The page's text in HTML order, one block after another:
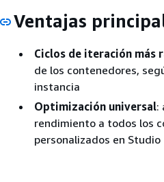
Ventajas
Ciclos de iteración más
de los contenedores,
instancia
Optimización universal:
rendimiento a todos los
personalizados en Studio